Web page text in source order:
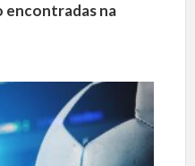
encontradas na